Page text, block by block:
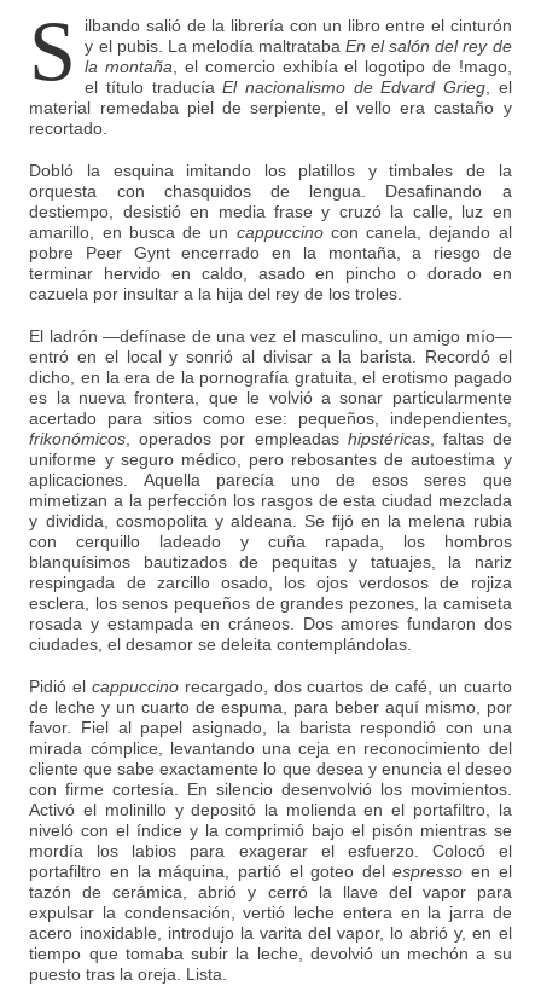
S
ilbando salió de la librería con un libro entre el cinturón
y el pubis. La melodía maltratabaEn el salón del rey de
la montaña , el comercio exhibía el logotipo de !mago,
el título traducíaEl nacionalismo de Edvard Grieg, el
material remedaba piel de serpiente, el vello era castaño y
recortado.
Dobló la esquina imitando los platillos y timbales de la
orquesta con chasquidos de lengua. Desafinando a
destiempo, desistió en media frase y cruzó la calle, luz en
amarillo, en busca de un cappuccinocon canela, dejando al
pobre Peer Gynt encerrado en la montaña, a riesgo de
terminar hervido en caldo, asado en pincho o dorado en
cazuela por insultar a la hija del rey de los troles.
El ladrón —defínase de una vez el masculino, un amigo mío—
entró en el local y sonrió al divisar a la barista. Recordó el
dicho, en la era de la pornografía gratuita, el erotismo pagado
es la nueva frontera, que le volvió a sonar particularmente
acertado para sitios como ese: pequeños, independientes,
frikonómicos , operados por empleadas hipstéricas, faltas de
uniforme y seguro médico, pero rebosantes de autoestima y
aplicaciones. Aquella parecía uno de esos seres que
mimetizan a la perfección los rasgos de esta ciudad mezclada
y dividida, cosmopolita y aldeana. Se fijó en la melena rubia
con cerquillo ladeado y cuña rapada, los hombros
blanquísimos bautizados de pequitas y tatuajes, la nariz
respingada de zarcillo osado, los ojos verdosos de rojiza
esclera, los senos pequeños de grandes pezones, la camiseta
rosada y estampada en cráneos. Dos amores fundaron dos
ciudades, el desamor se deleita contemplándolas.
Pidió elcappuccino recargado, dos cuartos de café, un cuarto
de leche y un cuarto de espuma, para beber aquí mismo, por
favor. Fiel al papel asignado, la barista respondió con una
mirada cómplice, levantando una ceja en reconocimiento del
cliente que sabe exactamente lo que desea y enuncia el deseo
con firme cortesía. En silencio desenvolvió los movimientos.
Activó el molinillo y depositó la molienda en el portafiltro, la
niveló con el índice y la comprimió bajo el pisón mientras se
mordía los labios para exagerar el esfuerzo. Colocó el
portafiltro en la máquina, partió el goteo delespresso en el
tazón de cerámica, abrió y cerró la llave del vapor para
expulsar la condensación, vertió leche entera en la jarra de
acero inoxidable, introdujo la varita del vapor, lo abrió y, en el
tiempo que tomaba subir la leche, devolvió un mechón a su
puesto tras la oreja. Lista.